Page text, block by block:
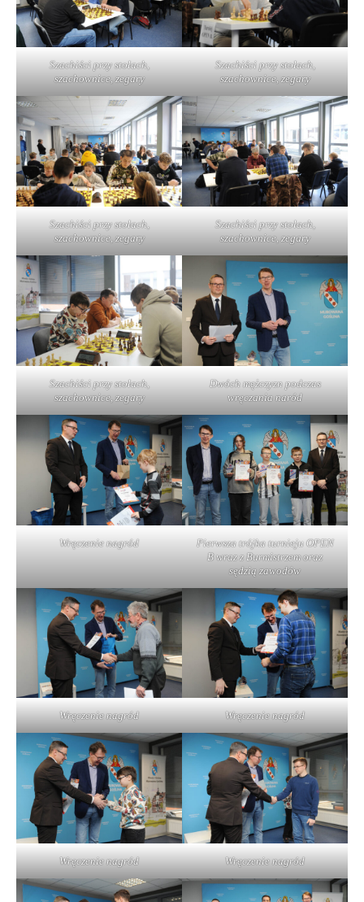
Szachiści przy stołach,
szachownice, zegary
Szachiści przy stołach,
szachownice, zegary
Szachiści przy stołach,
szachownice, zegary
Szachiści przy stołach,
szachownice, zegary
Szachiści przy stołach,
szachownice, zegary
Dwóch mężczyzn podczas
wręczania naród
Wręczenie nagród
Pierwsza trójka turnieju OPEN
B wraz z Burmistrzem oraz
sędzią zawodów
Wręczenie nagród Wręczenie nagród
Wręczenie nagród Wręczenie nagród